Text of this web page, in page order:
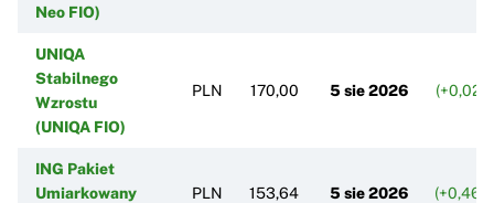
Neo FIO)
UNIQA
Stabilnego
Wzrostu
(UNIQA FIO)
PLN 170,00 5 sie 2026
ING Pakiet
Umiarkowany
PLN 153,64 5 sie 2026